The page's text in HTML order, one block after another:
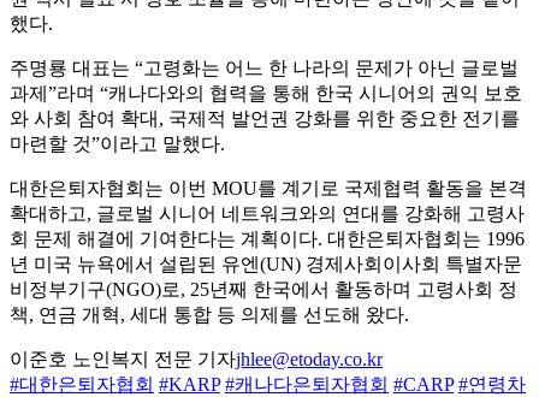
했다.
주명룡 대표는 “고령화는 어느 한 나라의 문제가 아닌 글로벌
과제”라며 “캐나다와의 협력을 통해 한국 시니어의 권익 보호
와 사회 참여 확대, 국제적 발언권 강화를 위한 중요한 전기를
마련할 것”이라고 말했다.
대한은퇴자협회는 이번 MOU를 계기로 국제협력 활동을 본격
확대하고, 글로벌 시니어 네트워크와의 연대를 강화해 고령사
회 문제 해결에 기여한다는 계획이다. 대한은퇴자협회는 1996
년 미국 뉴욕에서 설립된 유엔(UN) 경제사회이사회 특별자문
비정부기구(NGO)로, 25년째 한국에서 활동하며 고령사회 정
책, 연금 개혁, 세대 통합 등 의제를 선도해 왔다.
이준호 노인복지 전문 기자jhlee@etoday.co.kr
#대한은퇴자협회 #KARP #캐나다은퇴자협회 #CARP #연령차